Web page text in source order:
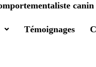
canin
Témoignages